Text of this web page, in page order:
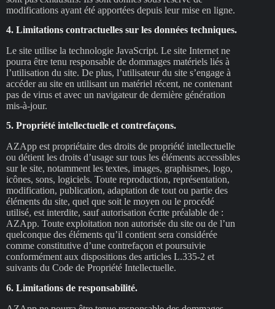
modifications ayant été apportées depuis leur mise en ligne.
4. Limitations contractuelles sur les données techniques.
Le site utilise la technologie JavaScript. Le site Internet ne
pourra être tenu responsable de dommages matériels liés à
l’utilisation du site. De plus, l’utilisateur du site s’engage à
accéder au site en utilisant un matériel récent, ne contenant
pas de virus et avec un navigateur de dernière génération
mis-à-jour.
5. Propriété intellectuelle et contrefaçons.
AZApp est propriétaire des droits de propriété intellectuelle
ou détient les droits d’usage sur tous les éléments accessibles
sur le site, notamment les textes, images, graphismes, logo,
icônes, sons, logiciels. Toute reproduction, représentation,
modification, publication, adaptation de tout ou partie des
éléments du site, quel que soit le moyen ou le procédé
utilisé, est interdite, sauf autorisation écrite préalable de :
AZApp. Toute exploitation non autorisée du site ou de l’un
quelconque des éléments qu’il contient sera considérée
comme constitutive d’une contrefaçon et poursuivie
conformément aux dispositions des articles L.335-2 et
suivants du Code de Propriété Intellectuelle.
6. Limitations de responsabilité.